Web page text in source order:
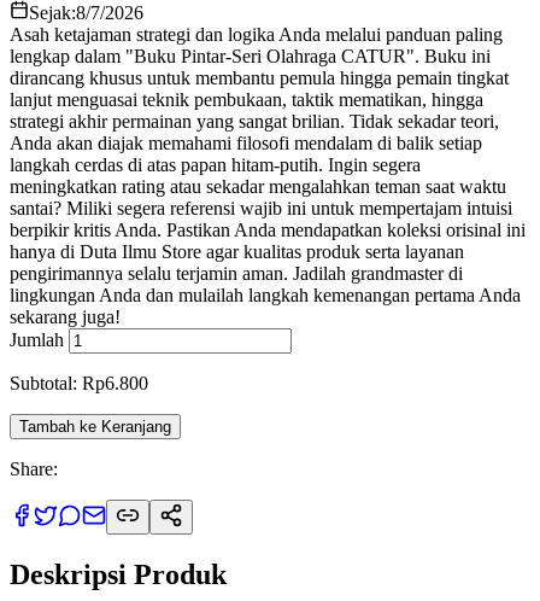
Sejak:8/7/2026
Asah ketajaman strategi dan logika Anda melalui panduan paling
lengkap dalam "Buku Pintar-Seri Olahraga CATUR". Buku ini
dirancang khusus untuk membantu pemula hingga pemain tingkat
lanjut menguasai teknik pembukaan, taktik mematikan, hingga
strategi akhir permainan yang sangat brilian. Tidak sekadar teori,
Anda akan diajak memahami filosofi mendalam di balik setiap
langkah cerdas di atas papan hitam-putih. Ingin segera
meningkatkan rating atau sekadar mengalahkan teman saat waktu
santai? Miliki segera referensi wajib ini untuk mempertajam intuisi
berpikir kritis Anda. Pastikan Anda mendapatkan koleksi orisinal ini
hanya di Duta Ilmu Store agar kualitas produk serta layanan
pengirimannya selalu terjamin aman. Jadilah grandmaster di
lingkungan Anda dan mulailah langkah kemenangan pertama Anda
sekarang juga!
Jumlah
Subtotal: Rp6.800
Tambah ke Keranjang
Share:
Deskripsi Produk